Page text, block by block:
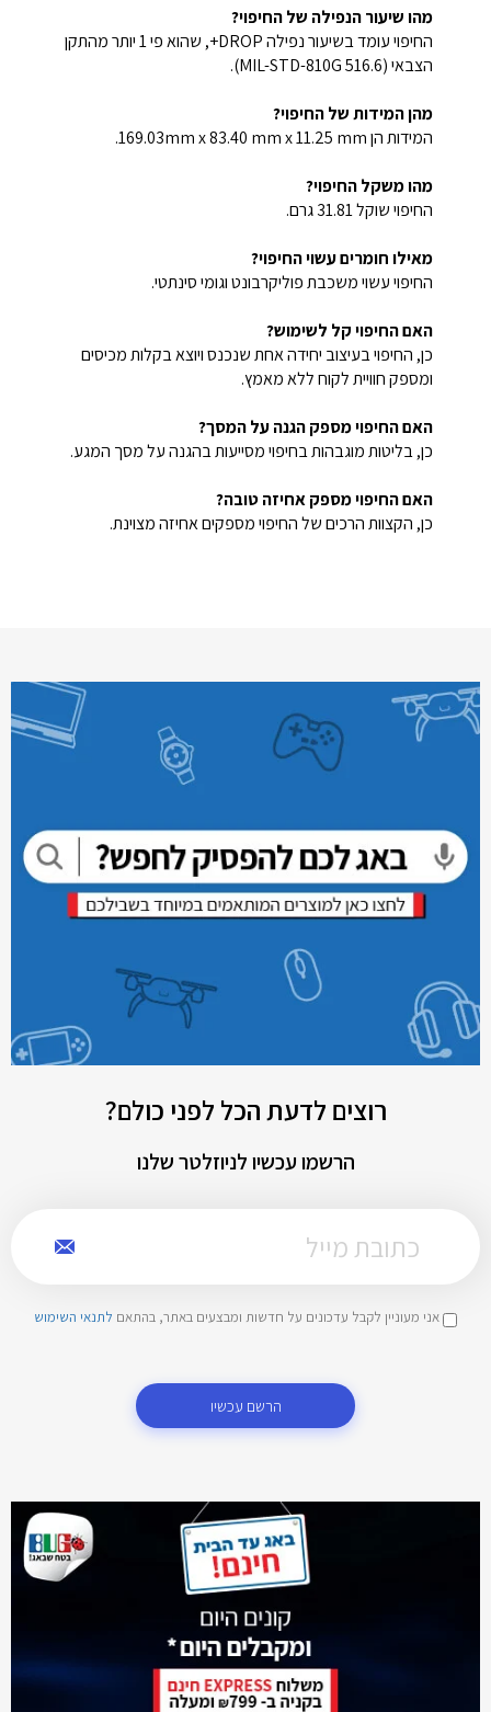
מהו שיעור הנפילה של החיפוי?
החיפוי עומד בשיעור נפילה DROP+, שהוא פי 1 יותר מהתקן
הצבאי (MIL-STD-810G 516.6).
מהן המידות של החיפוי?
המידות הן 169.03mm x 83.40 mm x 11.25 mm.
מהו משקל החיפוי?
החיפוי שוקל 31.81 גרם.
מאילו חומרים עשוי החיפוי?
החיפוי עשוי משכבת פוליקרבונט וגומי סינתטי.
האם החיפוי קל לשימוש?
כן, החיפוי בעיצוב יחידה אחת שנכנס ויוצא בקלות מכיסים
ומספק חוויית לקוח ללא מאמץ.
האם החיפוי מספק הגנה על המסך?
כן, בליטות מוגבהות בחיפוי מסייעות בהגנה על מסך המגע.
האם החיפוי מספק אחיזה טובה?
כן, הקצוות הרכים של החיפוי מספקים אחיזה מצוינת.
רוצים לדעת הכל לפני כולם?
הרשמו עכשיו לניוזלטר שלנו
אני מעוניין לקבל עדכונים על חדשות ומבצעים באתר, בהתאם לתנאי השימוש
הרשם עכשיו